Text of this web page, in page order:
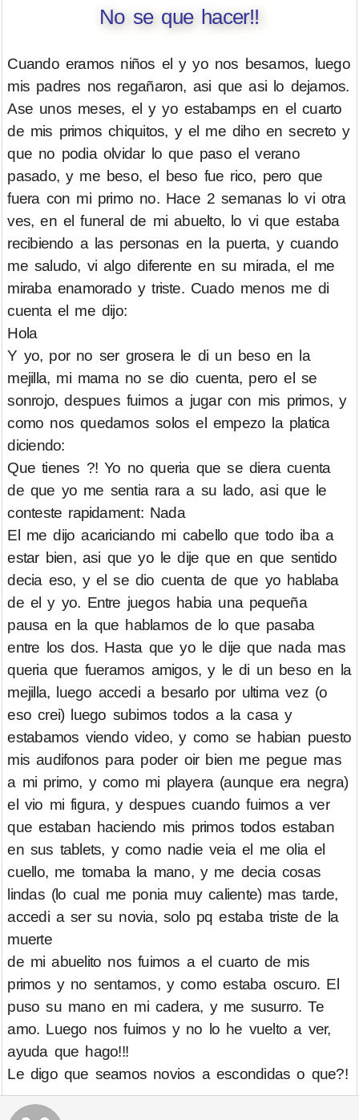
No se que hacer!!
Cuando eramos niños el y yo nos besamos, luego
mis padres nos regañaron, asi que asi lo dejamos.
Ase unos meses, el y yo estabamps en el cuarto
de mis primos chiquitos, y el me diho en secreto y
que no podia olvidar lo que paso el verano
pasado, y me beso, el beso fue rico, pero que
fuera con mi primo no. Hace 2 semanas lo vi otra
ves, en el funeral de mi abuelto, lo vi que estaba
recibiendo a las personas en la puerta, y cuando
me saludo, vi algo diferente en su mirada, el me
miraba enamorado y triste. Cuado menos me di
cuenta el me dijo:
Hola
Y yo, por no ser grosera le di un beso en la
mejilla, mi mama no se dio cuenta, pero el se
sonrojo, despues fuimos a jugar con mis primos, y
como nos quedamos solos el empezo la platica
diciendo:
Que tienes ?! Yo no queria que se diera cuenta
de que yo me sentia rara a su lado, asi que le
conteste rapidament: Nada
El me dijo acariciando mi cabello que todo iba a
estar bien, asi que yo le dije que en que sentido
decia eso, y el se dio cuenta de que yo hablaba
de el y yo. Entre juegos habia una pequeña
pausa en la que hablamos de lo que pasaba
entre los dos. Hasta que yo le dije que nada mas
queria que fueramos amigos, y le di un beso en la
mejilla, luego accedi a besarlo por ultima vez (o
eso crei) luego subimos todos a la casa y
estabamos viendo video, y como se habian puesto
mis audifonos para poder oir bien me pegue mas
a mi primo, y como mi playera (aunque era negra)
el vio mi figura, y despues cuando fuimos a ver
que estaban haciendo mis primos todos estaban
en sus tablets, y como nadie veia el me olia el
cuello, me tomaba la mano, y me decia cosas
lindas (lo cual me ponia muy caliente) mas tarde,
accedi a ser su novia, solo pq estaba triste de la
muerte
de mi abuelito nos fuimos a el cuarto de mis
primos y no sentamos, y como estaba oscuro. El
puso su mano en mi cadera, y me susurro. Te
amo. Luego nos fuimos y no lo he vuelto a ver,
ayuda que hago!!!
Le digo que seamos novios a escondidas o que?!